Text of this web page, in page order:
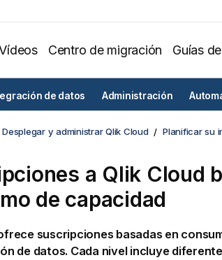
Centro de migración Guías
de datos Administración
Desplegar y administrar Qlik Cloud Planificar su
a Qlik Cloud
de capacidad
suscripciones basadas en
de datos. Cada nivel incluye